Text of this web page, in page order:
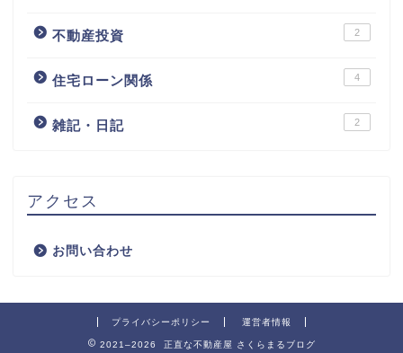
不動産投資 2
住宅ローン関係 4
雑記・日記 2
アクセス
お問い合わせ
プライバシーポリシー 運営者情報
2021–2026 正直な不動産屋 さくらまるブログ